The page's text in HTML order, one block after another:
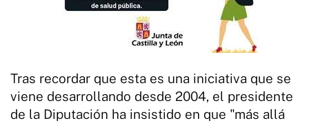
Tras recordar que esta es una iniciativa que se
viene desarrollando desde 2004, el presidente
de la Diputación ha insistido en que "más allá